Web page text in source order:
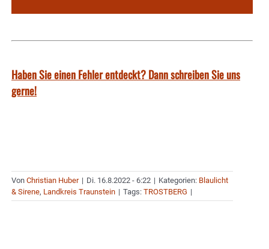
Haben Sie einen Fehler entdeckt? Dann schreiben Sie uns
gerne!
Von Christian Huber | Di. 16.8.2022 - 6:22 | Kategorien: Blaulicht
& Sirene, Landkreis Traunstein | Tags: TROSTBERG |